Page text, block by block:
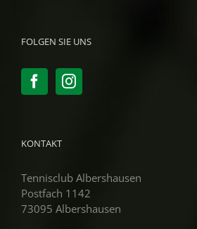
FOLGEN SIE UNS
KONTAKT
Tennisclub Albershausen
Postfach 1142
73095 Albershausen